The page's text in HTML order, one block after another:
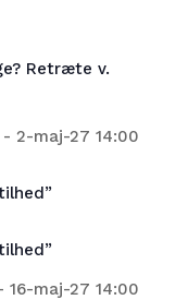
Retræte v.
-2-maj-27 14:00
16-maj-27 14:00